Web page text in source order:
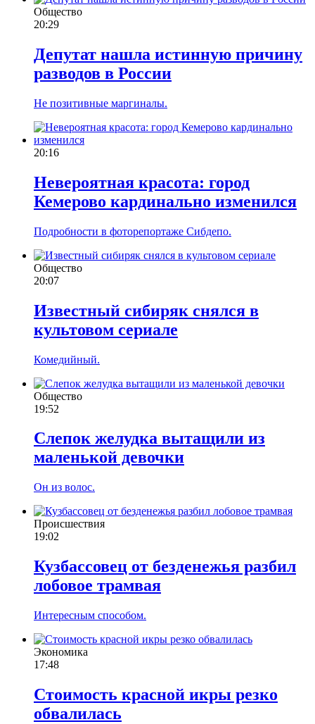
Общество
20:29
Депутат нашла истинную причину
разводов в России
Не позитивные маргиналы.
20:16
Невероятная красота: город
Кемерово кардинально изменился
Подробности в фоторепортаже Сибдепо.
Общество
20:07
Известный сибиряк снялся в
культовом сериале
Комедийный.
Общество
19:52
Слепок желудка вытащили из
маленькой девочки
Он из волос.
Происшествия
19:02
Кузбассовец от безденежья разбил
лобовое трамвая
Интересным способом.
Экономика
17:48
Стоимость красной икры резко
обвалилась